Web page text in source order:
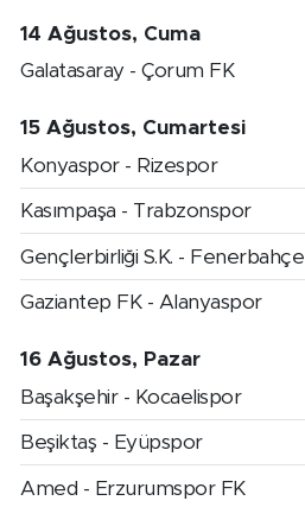
14 Ağustos, Cuma
Galatasaray - Çorum FK
15 Ağustos, Cumartesi
Konyaspor - Rizespor
Kasımpaşa - Trabzonspor
Gençlerbirliği S.K. - Fenerbahçe
Gaziantep FK - Alanyaspor
16 Ağustos, Pazar
Başakşehir - Kocaelispor
Beşiktaş - Eyüpspor
Amed - Erzurumspor FK